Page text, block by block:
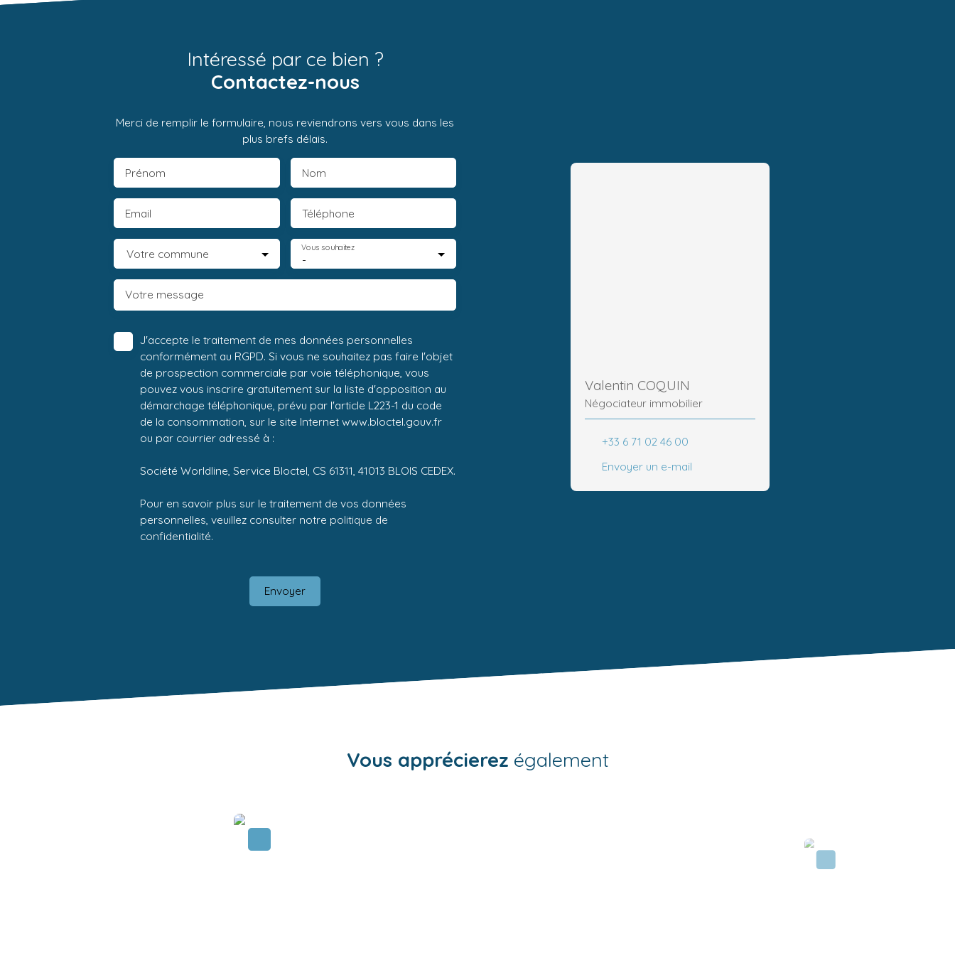
Intéressé par ce bien ?
Contactez-nous
Merci de remplir le formulaire, nous reviendrons vers vous dans les
plus brefs délais.
Prénom Nom
Email Téléphone
Votre commune -
Vous souhaitez
Votre message
J'accepte le traitement de mes données personnelles
conformément au RGPD. Si vous ne souhaitez pas faire l'objet
de prospection commerciale par voie téléphonique, vous
pouvez vous inscrire gratuitement sur la liste d'opposition au
démarchage téléphonique, prévu par l'article L223-1 du code
de la consommation, sur le site Internet www.bloctel.gouv.fr
ou par courrier adressé à :
Société Worldline, Service Bloctel, CS 61311, 41013 BLOIS CEDEX.
Pour en savoir plus sur le traitement de vos données
personnelles, veuillez consulter notre politique de
confidentialité.
Envoyer
Valentin COQUIN
Négociateur immobilier
+33 6 71 02 46 00
Envoyer un e-mail
Vous apprécierez également